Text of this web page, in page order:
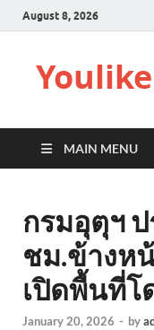
August 8, 2026
MAIN MENU
กรมอุตุฯ ป
ชม.ข้างห
เปิดพื้นที่โ
January 20, 2026 - by